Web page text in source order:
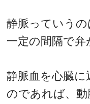
静脈っていうの
一定の間隔で弁
静脈血を心臓に
のであれば、